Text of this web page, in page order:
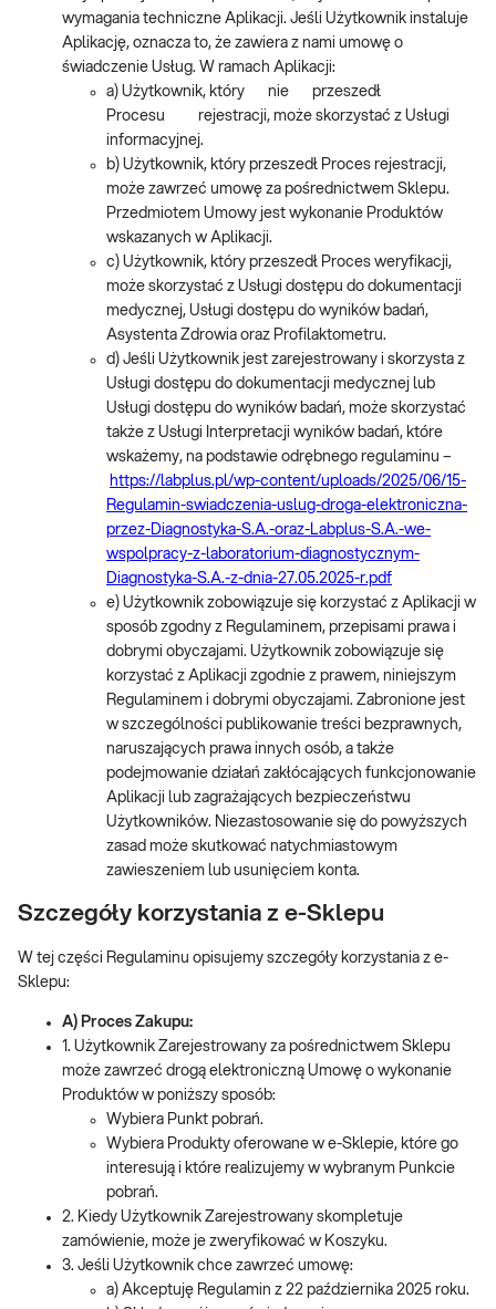
wymagania techniczne Aplikacji. Jeśli Użytkownik instaluje
Aplikację, oznacza to, że zawiera z nami umowę o
świadczenie Usług. W ramach Aplikacji:
a) Użytkownik, który nie przeszedł
Procesu rejestracji, może skorzystać z Usługi
informacyjnej.
b) Użytkownik, który przeszedł Proces rejestracji,
może zawrzeć umowę za pośrednictwem Sklepu.
Przedmiotem Umowy jest wykonanie Produktów
wskazanych w Aplikacji.
c) Użytkownik, który przeszedł Proces weryfikacji,
może skorzystać z Usługi dostępu do dokumentacji
medycznej, Usługi dostępu do wyników badań,
Asystenta Zdrowia oraz Profilaktometru.
d) Jeśli Użytkownik jest zarejestrowany i skorzysta z
Usługi dostępu do dokumentacji medycznej lub
Usługi dostępu do wyników badań, może skorzystać
także z Usługi Interpretacji wyników badań, które
wskażemy, na podstawie odrębnego regulaminu –
https://labplus.pl/wp-content/uploads/2025/06/15-
Regulamin-swiadczenia-uslug-droga-elektroniczna-
przez-Diagnostyka-S.A.-oraz-Labplus-S.A.-we-
wspolpracy-z-laboratorium-diagnostycznym-
Diagnostyka-S.A.-z-dnia-27.05.2025-r.pdf
e) Użytkownik zobowiązuje się korzystać z Aplikacji w
sposób zgodny z Regulaminem, przepisami prawa i
dobrymi obyczajami. Użytkownik zobowiązuje się
korzystać z Aplikacji zgodnie z prawem, niniejszym
Regulaminem i dobrymi obyczajami. Zabronione jest
w szczególności publikowanie treści bezprawnych,
naruszających prawa innych osób, a także
podejmowanie działań zakłócających funkcjonowanie
Aplikacji lub zagrażających bezpieczeństwu
Użytkowników. Niezastosowanie się do powyższych
zasad może skutkować natychmiastowym
zawieszeniem lub usunięciem konta.
Szczegóły korzystania z e-Sklepu
W tej części Regulaminu opisujemy szczegóły korzystania z e-
Sklepu:
A) Proces Zakupu:
1. Użytkownik Zarejestrowany za pośrednictwem Sklepu
może zawrzeć drogą elektroniczną Umowę o wykonanie
Produktów w poniższy sposób:
Wybiera Punkt pobrań.
Wybiera Produkty oferowane w e-Sklepie, które go
interesują i które realizujemy w wybranym Punkcie
pobrań.
2. Kiedy Użytkownik Zarejestrowany skompletuje
zamówienie, może je zweryfikować w Koszyku.
3. Jeśli Użytkownik chce zawrzeć umowę:
a) Akceptuję Regulamin z 22 października 2025 roku.